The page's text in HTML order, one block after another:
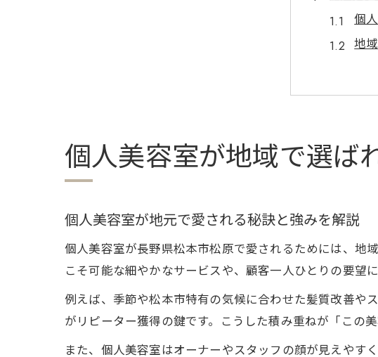
個
地
個
プ
美容室
個
個
株
ス
長野県
個
個人美容室が地域で選ば
個人美容室が地元で愛される秘訣と強みを解説
個人美容室が長野県松本市松原で愛されるためには、地
こそ可能な細やかなサービスや、顧客一人ひとりの要望
例えば、季節や松本市特有の気候に合わせた髪質改善や
がリピーター獲得の鍵です。こうした積み重ねが「この
また、個人美容室はオーナーやスタッフの顔が見えやす